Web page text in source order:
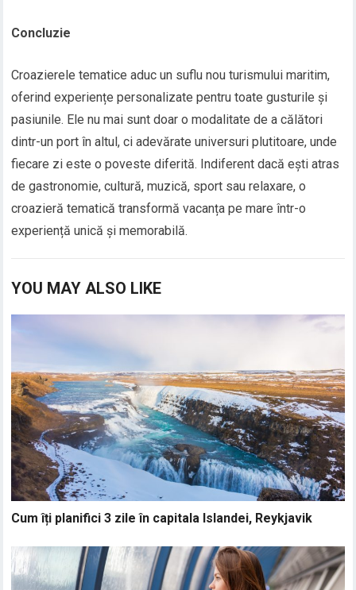
Concluzie
Croazierele tematice aduc un suflu nou turismului maritim,
oferind experiențe personalizate pentru toate gusturile și
pasiunile. Ele nu mai sunt doar o modalitate de a călători
dintr-un port în altul, ci adevărate universuri plutitoare, unde
fiecare zi este o poveste diferită. Indiferent dacă ești atras
de gastronomie, cultură, muzică, sport sau relaxare, o
croazieră tematică transformă vacanța pe mare într-o
experiență unică și memorabilă.
YOU MAY ALSO LIKE
Cum îți planifici 3 zile în capitala Islandei, Reykjavik